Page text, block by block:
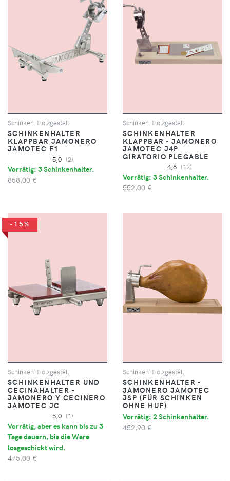
Schinken-Holzgestell
SCHINKENHALTER
KLAPPBAR JAMONERO
JAMOTEC F1
5,0 (2)
Vorrätig: 3 Schinkenhalter.
858,00 €
Schinken-Holzgestell
SCHINKENHALTER
KLAPPBAR - JAMONERO
JAMOTEC J4P
GIRATORIO PLEGABLE
4,8 (12)
Vorrätig: 3 Schinkenhalter.
552,00 €
-15%
Schinken-Holzgestell
SCHINKENHALTER UND
CECINAHALTER -
JAMONERO Y CECINERO
JAMOTEC JC
5,0 (1)
Vorrätig, aber es kann bis zu 3
Tage dauern, bis die Ware
losgeschickt wird.
475,00 €
Schinken-Holzgestell
SCHINKENHALTER -
JAMONERO JAMOTEC
JSP (FÜR SCHINKEN
OHNE HUF)
Vorrätig: 2 Schinkenhalter.
452,90 €